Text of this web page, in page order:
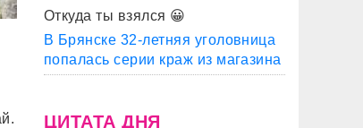
Откуда ты взялся 😀
В Брянске 32-летняя уголовница
попалась серии краж из магазина
ЦИТАТА ДНЯ